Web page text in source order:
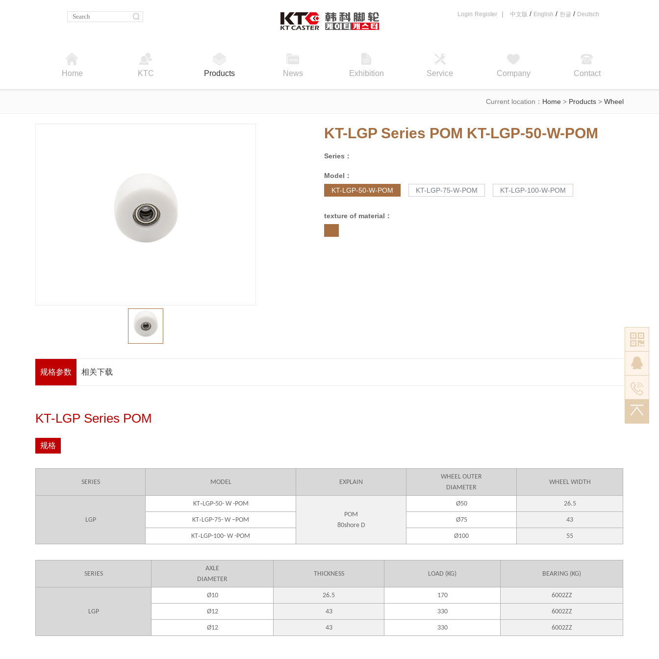
Login Register | 中文版 / English / 한글 / Deutsch
Home KTC Products News Exhibition Service Company Contact
Current location： Home > Products > Wheel
KT-LGP Series POM KT-LGP-50-W-POM
Series：
Model：
KT-LGP-50-W-POM
KT-LGP-75-W-POM KT-LGP-100-W-POM
texture of material：
规格参数 相关下载
KT-LGP Series POM
规格
SERIES MODEL EXPLAIN
WHEEL OUTER
DIAMETER
WHEEL WIDTH
LGP
KT-LGP-50- W -POM
POM
80shore D
Ø50 26.5
KT-LGP-75- W –POM Ø75 43
KT-LGP-100- W -POM Ø100 55
SERIES
AXLE
DIAMETER
THICKNESS LOAD (KG) BEARING (KG)
LGP
Ø10 26.5 170 6002ZZ
Ø12 43 330 6002ZZ
Ø12 43 330 6002ZZ